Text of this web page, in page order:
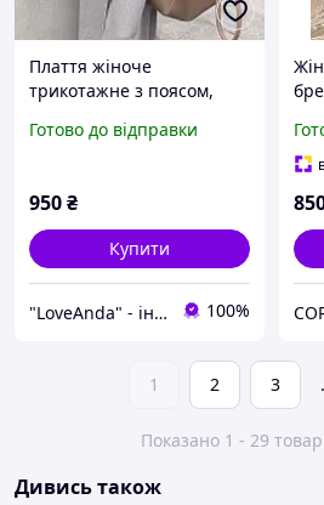
Плаття жіноче
трикотажне з поясом,
Готово до відправки
950₴
Купити
"LoveAnda" - інтернет-магазин одягу та аксесуарів 100%
1 2 3
Показано 1 - 29
Дивись також